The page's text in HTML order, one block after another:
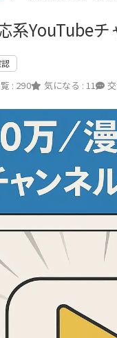
系YouTube
: 290 気になる : 11